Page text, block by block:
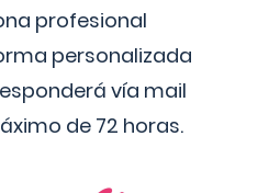
profesional
personalizada
vía mail
de 72 horas.